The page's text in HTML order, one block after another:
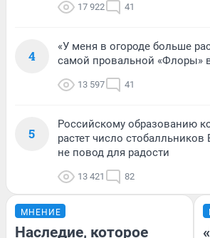
17 922 41
4
«У меня в огороде больше
самой провальной «Флоры»
13 597 41
5
Российскому образованию
растет число
не повод для радости
13 421 82
МНЕНИЕ
Наследие, которое